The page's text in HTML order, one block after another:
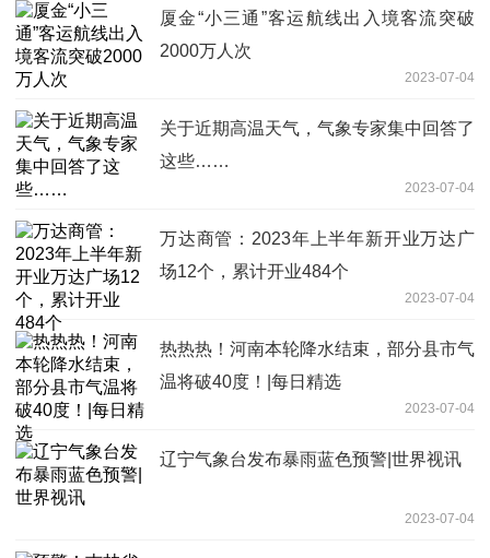
厦金“小三通”客运航线出入境客流突破
2000万人次
2023-07-04
关于近期高温天气，气象专家集中回答了
这些……
2023-07-04
万达商管：2023年上半年新开业万达广
场12个，累计开业484个
2023-07-04
热热热！河南本轮降水结束，部分县市气
温将破40度！|每日精选
2023-07-04
辽宁气象台发布暴雨蓝色预警|世界视讯
2023-07-04